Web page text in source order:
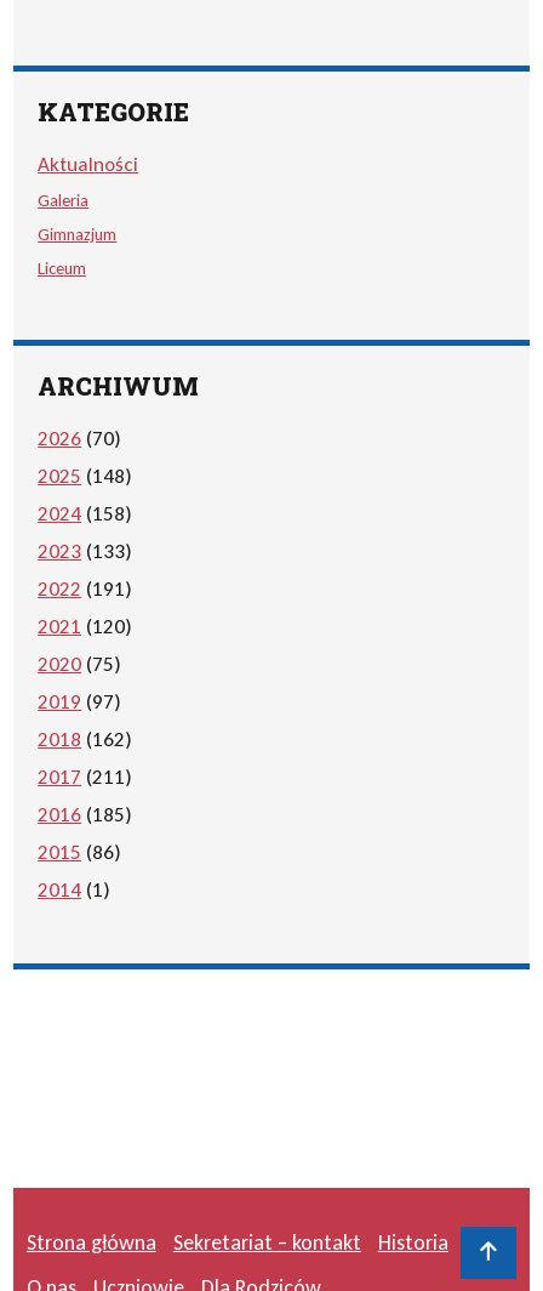
KATEGORIE
Aktualności
Galeria
Gimnazjum
Liceum
ARCHIWUM
2026 (70)
2025 (148)
2024 (158)
2023 (133)
2022 (191)
2021 (120)
2020 (75)
2019 (97)
2018 (162)
2017 (211)
2016 (185)
2015 (86)
2014 (1)
Strona główna Sekretariat – kontakt
Historia
Do